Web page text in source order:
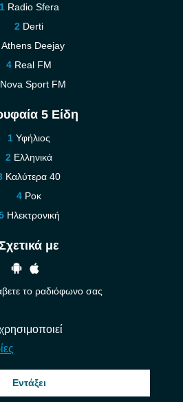
Radio Sfera
Derti
Athens Deejay
Real FM
Nova Sport FM
5 Είδη
Υφήλιος
Ελληνικά
Καλύτερα 40
Ροκ
Ηλεκτρονική
με
το ραδιόφωνο σας
μαζί μας
Απορρήτου
Εντάξει